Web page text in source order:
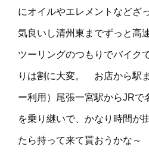
にオイルやエレメントなどざ
気良いし清州東までずっと高
ツーリングのつもりでバイク
りは割に大変。 お店から駅
ー利用）尾張一宮駅からJRで
を乗り継いで、かなり時間
たら持って来て貰おうかな